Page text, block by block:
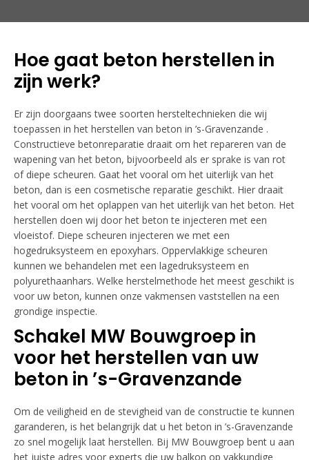
Hoe gaat beton herstellen in
zijn werk?
Er zijn doorgaans twee soorten hersteltechnieken die wij
toepassen in het herstellen van beton in ’s-Gravenzande .
Constructieve betonreparatie draait om het repareren van de
wapening van het beton, bijvoorbeeld als er sprake is van rot
of diepe scheuren. Gaat het vooral om het uiterlijk van het
beton, dan is een cosmetische reparatie geschikt. Hier draait
het vooral om het oplappen van het uiterlijk van het beton. Het
herstellen doen wij door het beton te injecteren met een
vloeistof. Diepe scheuren injecteren we met een
hogedruksysteem en epoxyhars. Oppervlakkige scheuren
kunnen we behandelen met een lagedruksysteem en
polyurethaanhars. Welke herstelmethode het meest geschikt is
voor uw beton, kunnen onze vakmensen vaststellen na een
grondige inspectie.
Schakel MW Bouwgroep in
voor het herstellen van uw
beton in ’s-Gravenzande
Om de veiligheid en de stevigheid van de constructie te kunnen
garanderen, is het belangrijk dat u het beton in ’s-Gravenzande
zo snel mogelijk laat herstellen. Bij MW Bouwgroep bent u aan
het juiste adres voor experts die uw balkon op vakkundige